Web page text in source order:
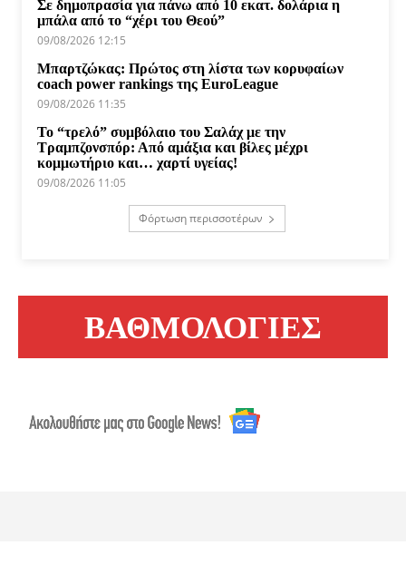
Σε δημοπρασία για πάνω από 10 εκατ. δολάρια η
μπάλα από το “χέρι του Θεού”
09/08/2026 12:15
Μπαρτζώκας: Πρώτος στη λίστα των κορυφαίων
coach power rankings της EuroLeague
09/08/2026 11:35
Το “τρελό” συμβόλαιο του Σαλάχ με την
Τραμπζονσπόρ: Από αμάξια και βίλες μέχρι
κομμωτήριο και… χαρτί υγείας!
09/08/2026 11:05
Φόρτωση περισσοτέρων
ΒΑΘΜΟΛΟΓΙΕΣ